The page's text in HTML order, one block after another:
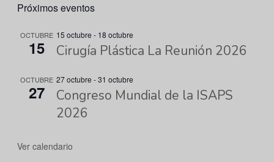
Próximos eventos
OCTUBRE
15
15 octubre - 18 octubre
Cirugía Plástica La Reunión 2026
OCTUBRE
27
27 octubre -31 octubre
Congreso Mundial de la ISAPS
2026
Ver calendario